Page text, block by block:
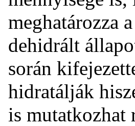
meghatározza
dehidrált
során
hidratálják
is mutatkozhat